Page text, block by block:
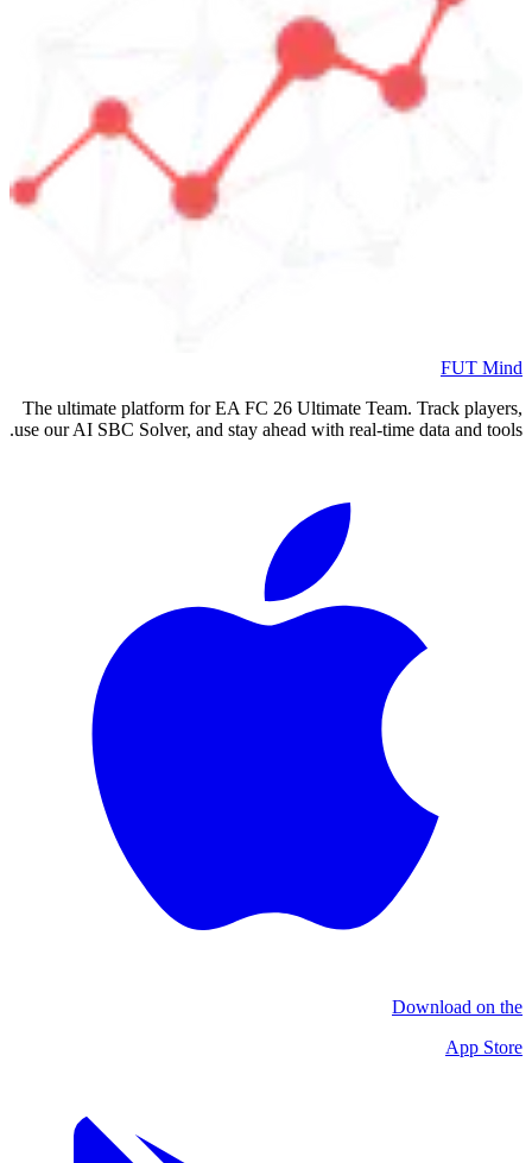
FUT Mind
The ultimate platform for EA FC 26 Ultimate Team. Track players,
use our AI SBC Solver, and stay ahead with real-time data and tools.
Download on the
App Store